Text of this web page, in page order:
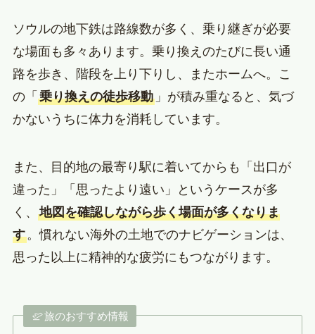
ソウルの地下鉄は路線数が多く、乗り継ぎが必要
な場面も多々あります。乗り換えのたびに長い通
路を歩き、階段を上り下りし、またホームへ。こ
の「 乗り換えの徒歩移動」が積み重なると、気づ
かないうちに体力を消耗しています。
また、目的地の最寄り駅に着いてからも「出口が
違った」「思ったより遠い」というケースが多
く、 地図を確認しながら歩く場面が多くなりま
す。慣れない海外の土地でのナビゲーションは、
思った以上に精神的な疲労にもつながります。
旅のおすすめ情報